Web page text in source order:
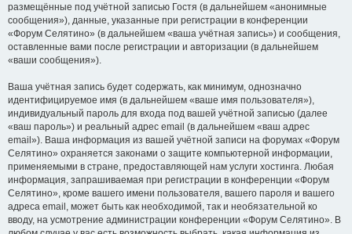
размещённые под учётной записью Гостя (в дальнейшем «анонимные
сообщения»), данные, указанные при регистрации в конференции
«Форум Селятино» (в дальнейшем «ваша учётная запись») и сообщения,
оставленные вами после регистрации и авторизации (в дальнейшем
«ваши сообщения»).
Ваша учётная запись будет содержать, как минимум, однозначно
идентифицируемое имя (в дальнейшем «ваше имя пользователя»),
индивидуальный пароль для входа под вашей учётной записью (далее
«ваш пароль») и реальный адрес email (в дальнейшем «ваш адрес
email»). Ваша информация из вашей учётной записи на форумах «Форум
Селятино» охраняется законами о защите компьютерной информации,
применяемыми в стране, предоставляющей нам услуги хостинга. Любая
информация, запрашиваемая при регистрации в конференции «Форум
Селятино», кроме вашего имени пользователя, вашего пароля и вашего
адреса email, может быть как необходимой, так и необязательной ко
вводу, на усмотрение администрации конференции «Форум Селятино». В